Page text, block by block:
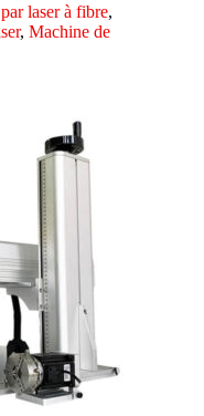
laser à fibre,
,Machine de